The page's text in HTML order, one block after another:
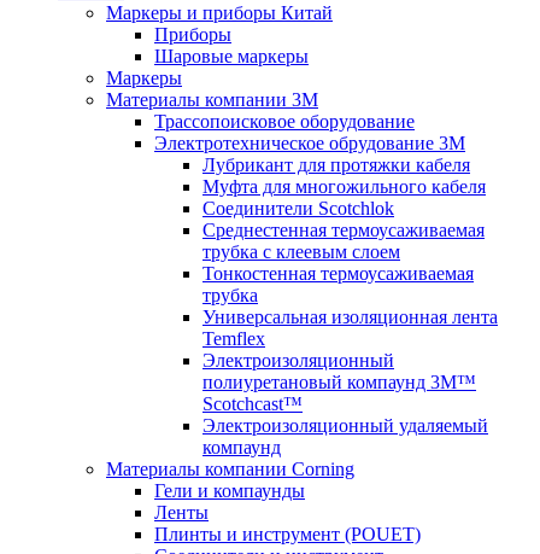
Маркеры и приборы Китай
Приборы
Шаровые маркеры
Маркеры
Материалы компании 3М
Трассопоисковое оборудование
Электротехническое обрудование 3М
Лубрикант для протяжки кабеля
Муфта для многожильного кабеля
Соединители Scotchlok
Среднестенная термоусаживаемая
трубка с клеевым слоем
Тонкостенная термоусаживаемая
трубка
Универсальная изоляционная лента
Temflex
Электроизоляционный
полиуретановый компаунд 3M™
Scotchcast™
Электроизоляционный удаляемый
компаунд
Материалы компании Corning
Гели и компаунды
Ленты
Плинты и инструмент (POUET)